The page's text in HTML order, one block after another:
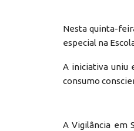
Nesta quinta-
especial na
A iniciativa uniu
consumo
A Vigilância em